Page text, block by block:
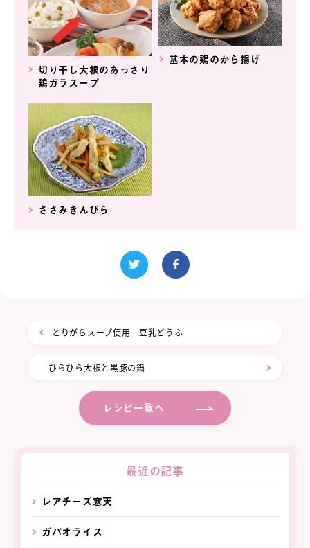
切り干し大根のあっさり
鶏ガラスープ
基本の鶏のから揚げ
ささみきんぴら
とりがらスープ使用 豆乳どうふ
ひらひら大根と黒豚の鍋
レシピ一覧へ
最近の記事
レアチーズ寒天
ガパオライス